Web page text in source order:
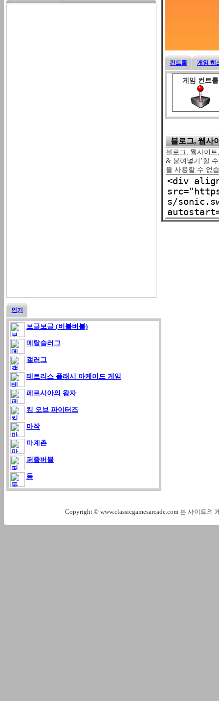
인기
보글보글 (버블버블)
메탈슬러그
갤러그
테트리스 플래시 아케이드 게임
페르시아의 왕자
킹 오브 파이터즈
마작
마계촌
퍼즐버블
둠
컨트롤 게임 히
게임 컨트롤
블로그, 웹사
블로그, 웹사이
& 붙여넣기’할
을 사용할 수 없
Copyright © www.classicgamesarcade.com 본 사이트